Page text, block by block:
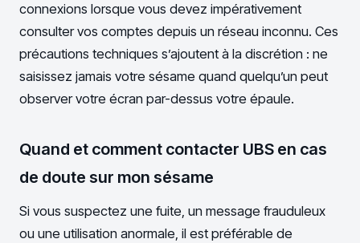
connexions lorsque vous devez impérativement
consulter vos comptes depuis un réseau inconnu. Ces
précautions techniques s’ajoutent à la discrétion : ne
saisissez jamais votre sésame quand quelqu’un peut
observer votre écran par-dessus votre épaule.
Quand et comment contacter UBS en cas
de doute sur mon sésame
Si vous suspectez une fuite, un message frauduleux
ou une utilisation anormale, il est préférable de